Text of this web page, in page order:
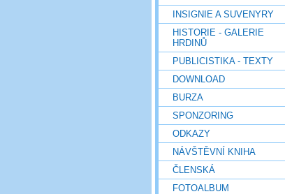
INSIGNIE A SUVENYRY
HISTORIE - GALERIE
HRDINŮ
PUBLICISTIKA - TEXTY
DOWNLOAD
BURZA
SPONZORING
ODKAZY
NÁVŠTĚVNÍ KNIHA
ČLENSKÁ
FOTOALBUM